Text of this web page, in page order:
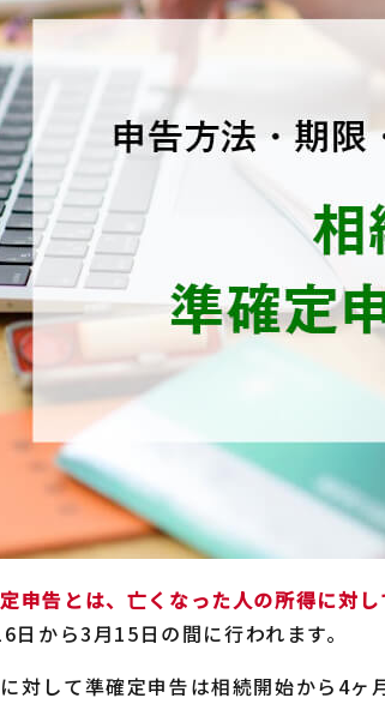
申告とは、亡くなった人の所得に対
日から3月15日の間に行われます。
対して準確定申告は相続開始から4ヶ